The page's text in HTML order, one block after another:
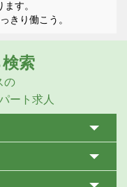
す。
きり働こう。
索
の
ート求人